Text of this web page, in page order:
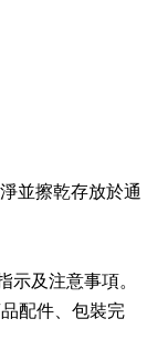
並擦乾存放於通
及注意事項。
配件、包裝完